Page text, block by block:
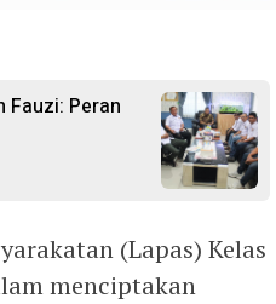
Fauzi: Peran
(Lapas) Kelas
menciptakan